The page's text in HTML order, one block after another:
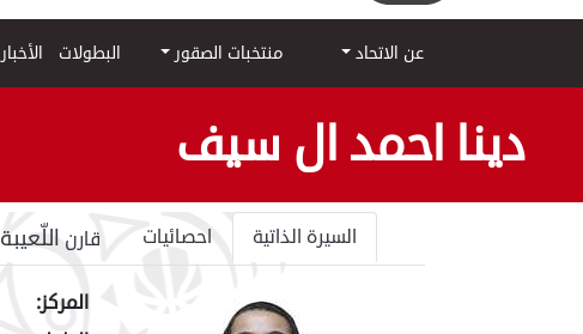
عن الاتحاد منتخبات الصقور البطولات الأخبار
دينا احمد ال سيف
السيرة الذاتية احصائيات قارن اللّعيبة
المركز: